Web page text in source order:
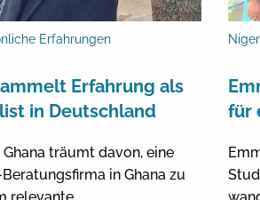
Erfahrungen
Erfahrung als
in Deutschland
träumt davon, eine
in Ghana zu
für